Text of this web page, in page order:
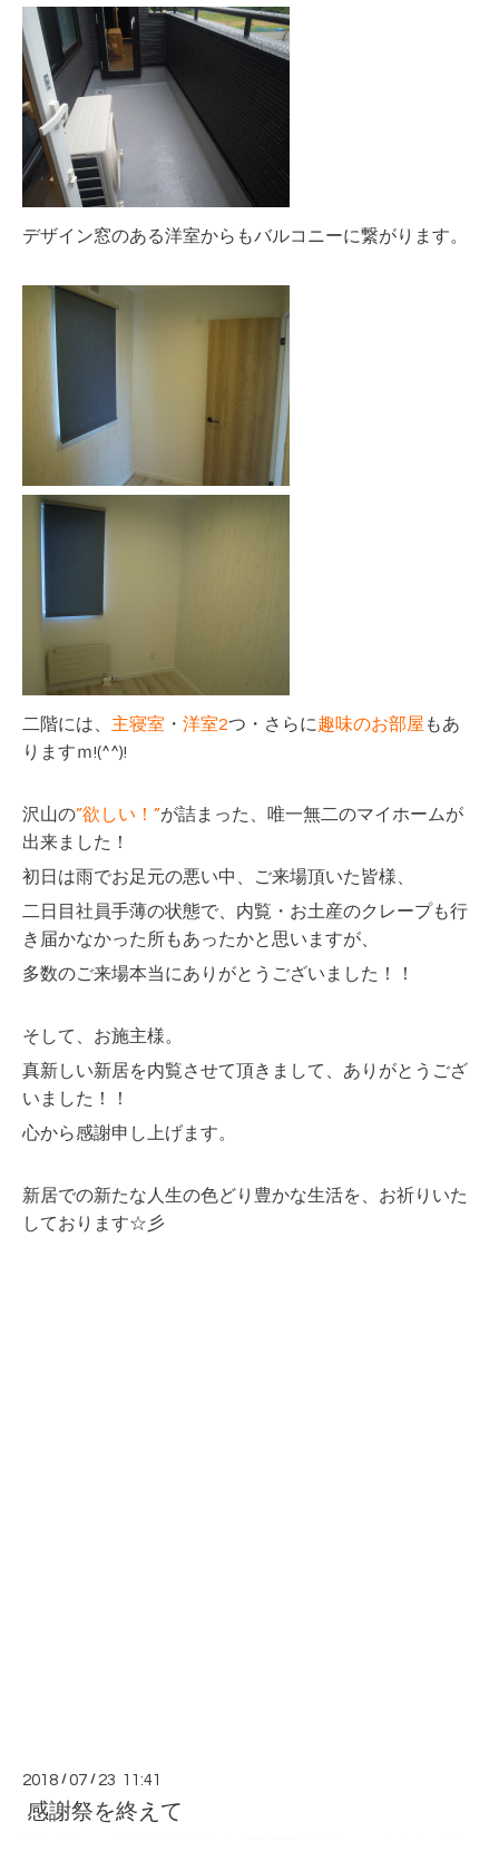
デザイン窓のある洋室からもバルコニーに繋がります。
二階には、 主寝室 ・ 洋室2つ・さらに趣味のお部屋 もあ
りますｍ!(^^)!
沢山の”欲しい！”が詰まった、唯一無二のマイホームが
出来ました！
初日は雨でお足元の悪い中、ご来場頂いた皆様、
二日目社員手薄の状態で、内覧・お土産のクレープも行
き届かなかった所もあったかと思いますが、
多数のご来場本当にありがとうございました！！
そして、お施主様。
真新しい新居を内覧させて頂きまして、ありがとうござ
いました！！
心から感謝申し上げます。
新居での新たな人生の色どり豊かな生活を、お祈りいた
しております☆彡
2018 /07 / 23 11:41
感謝祭を終えて